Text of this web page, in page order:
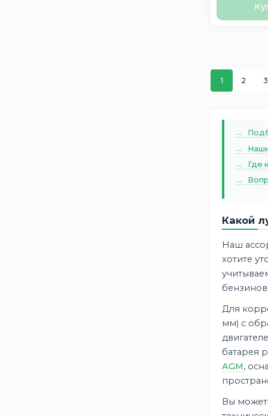
1 2 3
Где
Какой
Наш
хотите
Для
мм) с
батарея
AGM,
Вы